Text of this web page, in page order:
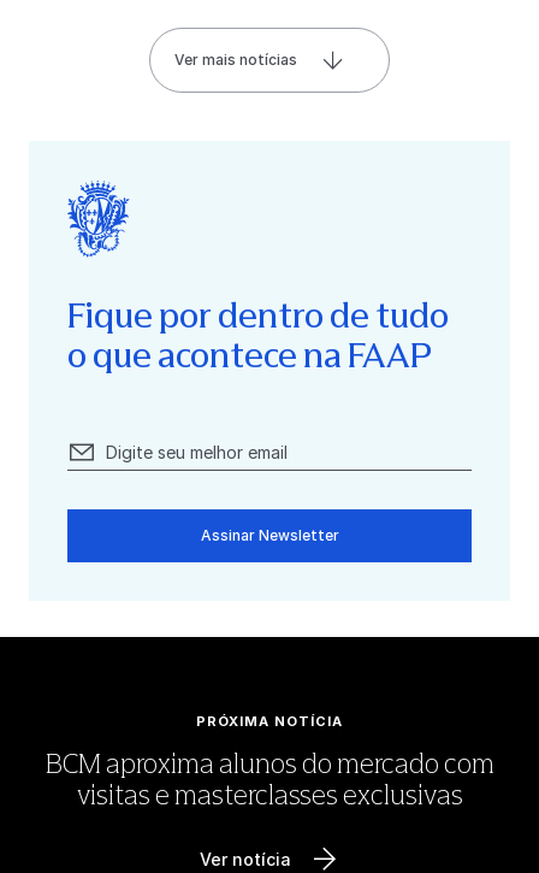
Ver mais notícias
Fique por dentro de tudo
o que acontece na FAAP
Assinar Newsletter
PRÓXIMA NOTÍCIA
BCM aproxima alunos do mercado com
visitas e masterclasses exclusivas
Ver notícia